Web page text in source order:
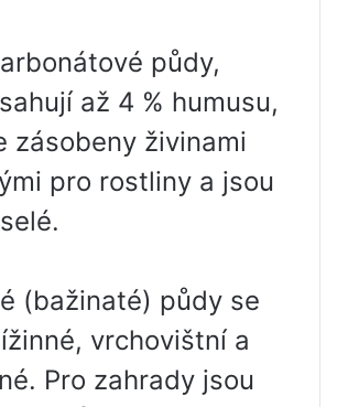
půdy,
až 4 % humusu,
zásobeny živinami
pro rostliny a jsou
(bažinaté) půdy se
vrchovištní a
Pro zahrady jsou